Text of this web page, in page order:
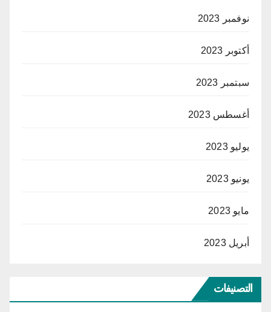
نوفمبر 2023
أكتوبر 2023
سبتمبر 2023
أغسطس 2023
يوليو 2023
يونيو 2023
مايو 2023
أبريل 2023
التصنيفات